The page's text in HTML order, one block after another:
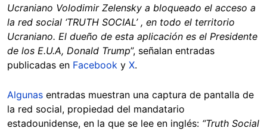
Ucraniano Volodimir Zelensky a bloqueado el acceso a
la red social ‘TRUTH SOCIAL’ , en todo el territorio
Ucraniano. El dueño de esta aplicación es el Presidente
de los E.U.A, Donald Trump”, señalan entradas
publicadas en Facebook y X.
Algunas entradas muestran una captura de pantalla de
la red social, propiedad del mandatario
estadounidense, en la que se lee en inglés: “Truth Social